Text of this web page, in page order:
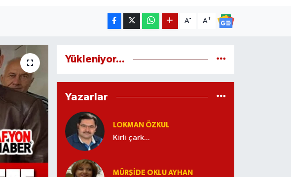
A- A+
Yükleniyor...
Yazarlar
LOKMAN ÖZKUL
Kirli çark...
MÜRŞIDE OKLU AYHAN